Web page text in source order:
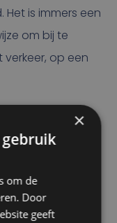
is immers een
om bij te
op een
zo is
associëren
weet,
gevaar dreigt.
worden
×
gebruik
om de
Door
geeft